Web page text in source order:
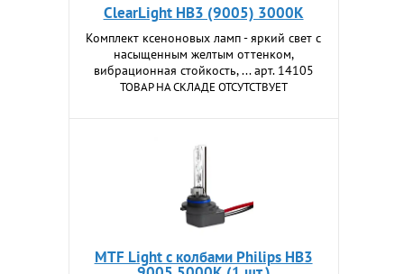
ClearLight HB3 (9005) 3000K
Комплект ксеноновых ламп - яркий свет с
насыщенным желтым оттенком,
вибрационная стойкость, ... арт. 14105
ТОВАР НА СКЛАДЕ ОТСУТСТВУЕТ
MTF Light с колбами Philips HB3